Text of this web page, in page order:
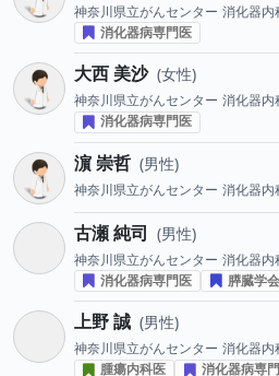
神奈川県立がんセンター 消化器内
消化器病専門医
大西 美沙 女性
神奈川県立がんセンター 消化器内
消化器病専門医
濵 崇哲 男性
神奈川県立がんセンター 消化器内
古瀬 純司 男性
神奈川県立がんセンター 消化器内
消化器病専門医
膵臓学
上野 誠 男性
神奈川県立がんセンター 消化器内
腫瘍内科医
消化器病専